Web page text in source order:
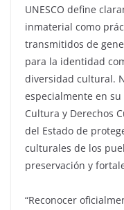
UNESCO define
inmaterial como
transmitidos de
para la identidad
diversidad cultural.
especialmente en su
Cultura y Derechos
del Estado de
culturales de los
preservación y
“Reconocer